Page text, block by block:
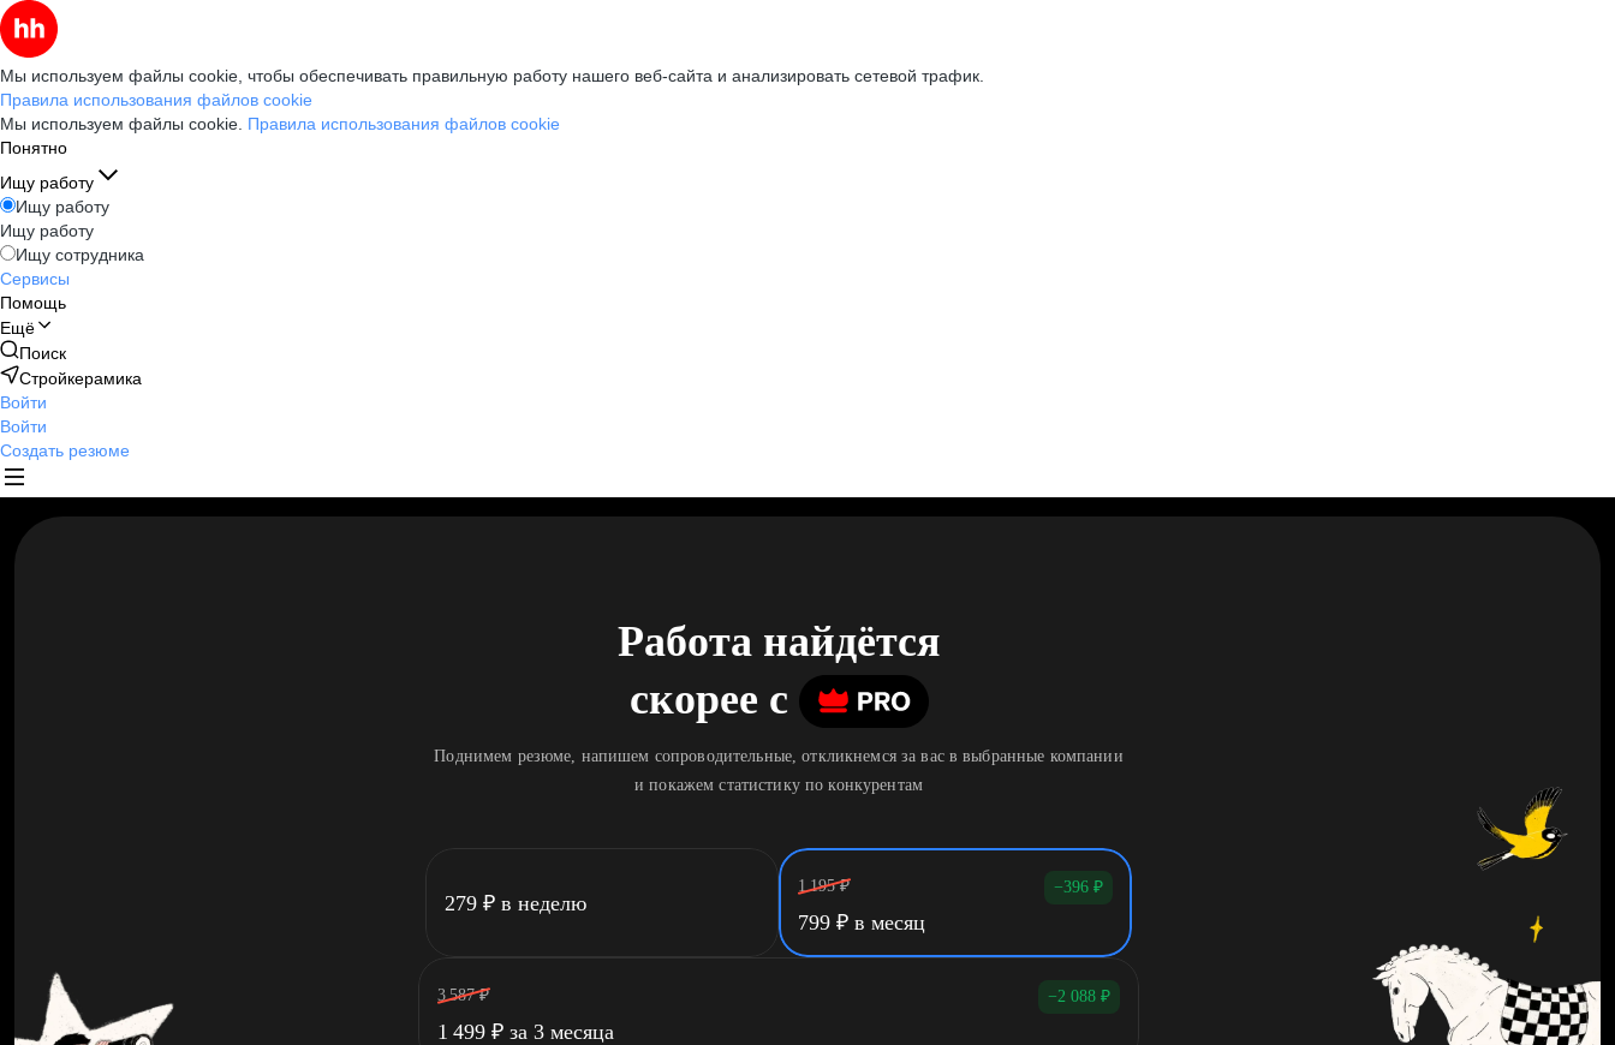
Мы используем файлы cookie, чтобы обеспечивать правильную работу нашего веб-сайта и анализировать сетевой трафик.
Правила использования файлов cookie
Мы используем файлы cookie. Правила использования файлов cookie
Понятно
Ищу работу
Ищу работу
Ищу работу
Ищу сотрудника
Сервисы
Помощь
Ещё
Поиск
Стройкерамика
Войти
Войти
Создать резюме
Работа найдётся
скорее c
Поднимем резюме, напишем сопроводительные, откликнемся за вас в выбранные компании
и покажем статистику по конкурентам
279 ₽ в неделю
1 195 ₽ −396 ₽
799 ₽ в месяц
3 587 ₽ −2 088 ₽
1 499 ₽ за 3 месяца